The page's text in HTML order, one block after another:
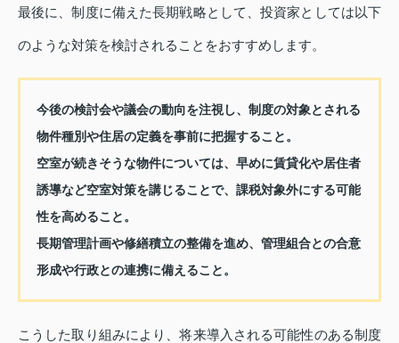
最後に、制度に備えた長期戦略として、投資家としては以下
のような対策を検討されることをおすすめします。
今後の検討会や議会の動向を注視し、制度の対象とされる
物件種別や住居の定義を事前に把握すること。
空室が続きそうな物件については、早めに賃貸化や居住者
誘導など空室対策を講じることで、課税対象外にする可能
性を高めること。
長期管理計画や修繕積立の整備を進め、管理組合との合意
形成や行政との連携に備えること。
こうした取り組みにより、将来導入される可能性のある制度